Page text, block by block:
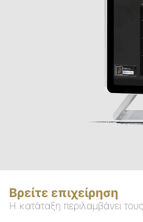
Βρείτε επιχείρηση
Η κατάταξη περιλαμβάνει